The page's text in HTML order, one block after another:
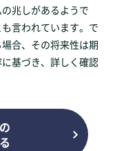
兆しがあるようで
言われています。で
合、その将来性は期
基づき、詳しく確認